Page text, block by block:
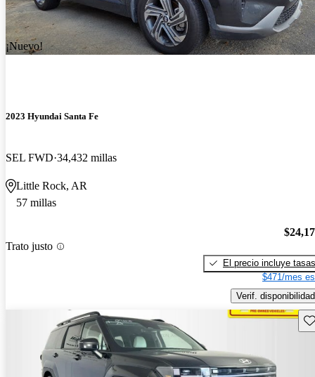
¡Nuevo!
2023 Hyundai Santa Fe
SEL FWD 34,432 millas
Little Rock, AR
57 millas
Trato justo
El precio incluye tasas
$471/mes
Verif. disponibilidad